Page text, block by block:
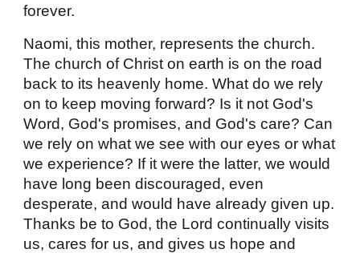
forever.
Naomi, this mother, represents the church.
The church of Christ on earth is on the road
back to its heavenly home. What do we rely
on to keep moving forward? Is it not God's
Word, God's promises, and God's care? Can
we rely on what we see with our eyes or what
we experience? If it were the latter, we would
have long been discouraged, even
desperate, and would have already given up.
Thanks be to God, the Lord continually visits
us, cares for us, and gives us hope and